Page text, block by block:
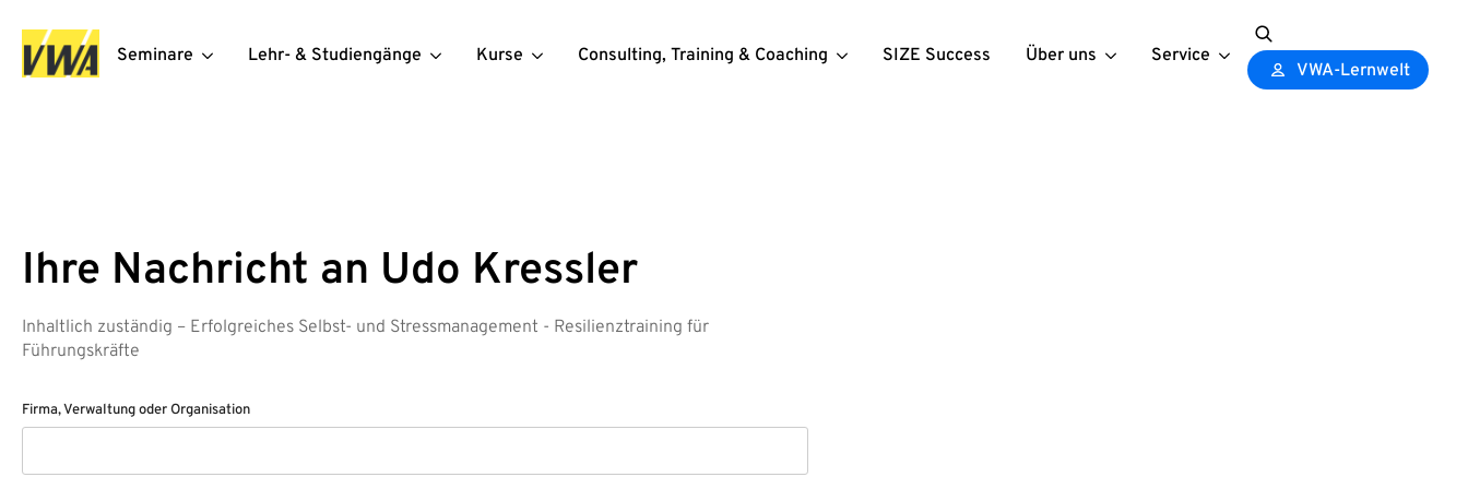
Seminare Lehr- & Studiengänge Kurse Consulting, Training & Coaching SIZE Success Über uns Service
Search
for:
VWA-Lernwelt
Ihre Nachricht an Udo Kressler
Inhaltlich zuständig – Erfolgreiches Selbst- und Stressmanagement - Resilienztraining für
Führungskräfte
Firma, Verwaltung oder Organisation